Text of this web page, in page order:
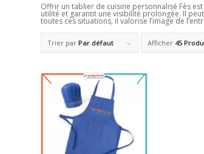
Offrir un tablier de cuisine personnalisé Fès
utilité et garantit une visibilité prolongée. Il
toutes ces situations, il valorise l’image de
Trier par Par défaut Afficher 45